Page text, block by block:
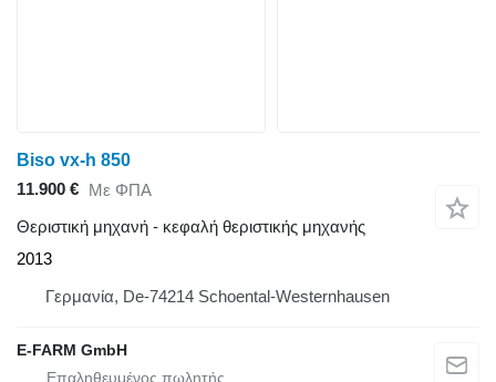
Biso vx-h 850
11.900 €
Με ΦΠΑ
Θεριστική μηχανή - κεφαλή θεριστικής μηχανής
2013
Γερμανία, De-74214 Schoental-Westernhausen
E-FARM GmbH